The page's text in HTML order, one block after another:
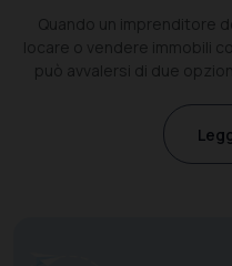
Quando un imprenditore
locare o vendere immobili
può avvalersi di due